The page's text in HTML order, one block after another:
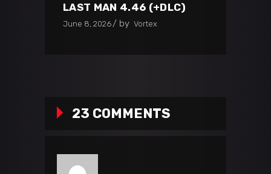
LAST MAN 4.46 (+DLC)
June 8, 2026 by Vortex
23 COMMENTS